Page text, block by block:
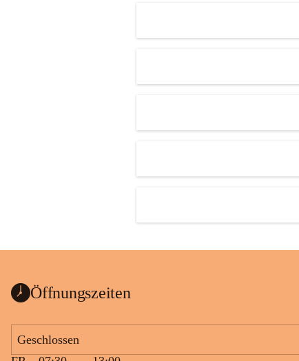
Öffnungszeiten
Geschlossen